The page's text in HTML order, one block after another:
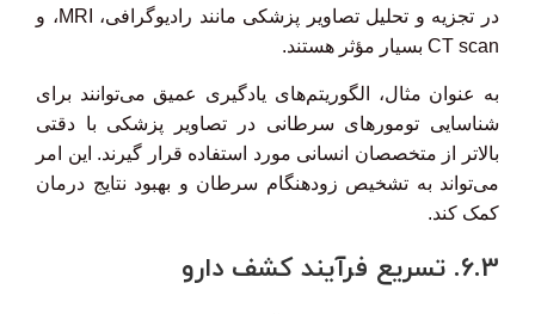
در تجزیه و تحلیل تصاویر پزشکی مانند رادیوگرافی، MRI، و
CT scan بسیار مؤثر هستند.
به عنوان مثال، الگوریتم‌های یادگیری عمیق می‌توانند برای
شناسایی تومورهای سرطانی در تصاویر پزشکی با دقتی
بالاتر از متخصصان انسانی مورد استفاده قرار گیرند. این امر
می‌تواند به تشخیص زودهنگام سرطان و بهبود نتایج درمان
کمک کند.
6.3. تسریع فرآیند کشف دارو